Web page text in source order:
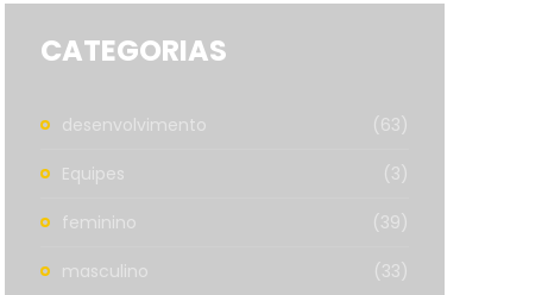
CATEGORIAS
desenvolvimento (63)
Equipes (3)
feminino (39)
masculino (33)